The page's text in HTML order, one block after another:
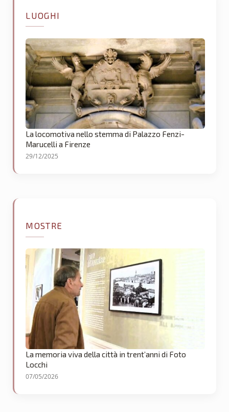
LUOGHI
La locomotiva nello stemma di Palazzo Fenzi-
Marucelli a Firenze
29/12/2025
MOSTRE
La memoria viva della città in trent’anni di Foto
Locchi
07/05/2026